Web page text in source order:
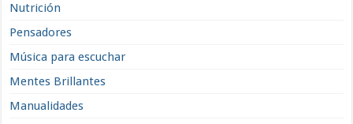
Nutrición
Pensadores
Música para escuchar
Mentes Brillantes
Manualidades